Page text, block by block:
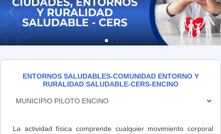
ENTORNOS SALUDABLES-COMUNIDAD ENTORNO Y
RURALIDAD SALUDABLE-CERS-ENCINO
La actividad física comprende cualquier movimiento corporal